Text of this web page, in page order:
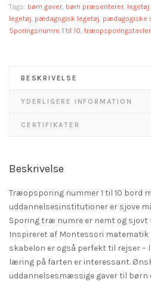
antal
Tags: børn gaver, børn præsenterer,
legetøj, pædagogisk legetøj, pædagogiske
Sporingsnumre 1 til 10, træopsporingstavler
BESKRIVELSE
YDERLIGERE INFORMATION
CERTIFIKATER
Beskrivelse
Træopsporing nummer 1 til 10 bord
uddannelsesinstitutioner er sjove
Sporing træ numre er nemt og sjovt
Inspireret af Montessori
skabelon er også perfekt til rejser –
læring på farten er interessant.
uddannelsesmæssige gaver til børn